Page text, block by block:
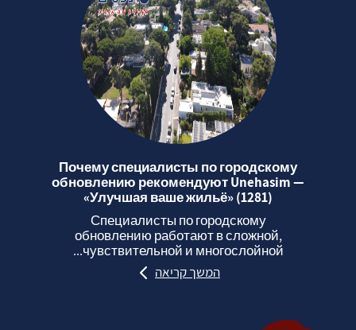
Почему специалисты по городскому
обновлению рекомендуют Unehasim —
«Улучшая ваше жильё» (1281)
Специалисты по городскому
обновлению работают в сложной,
чувствительной и многослойной...
המשך קריאה